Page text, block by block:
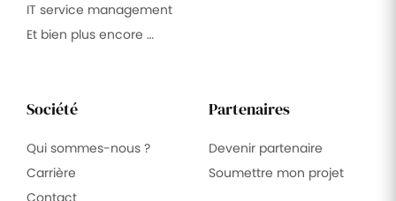
IT service management
Et bien plus encore …
Société
Qui sommes-nous ?
Carrière
Partenaires
Devenir partenaire
Soumettre mon projet